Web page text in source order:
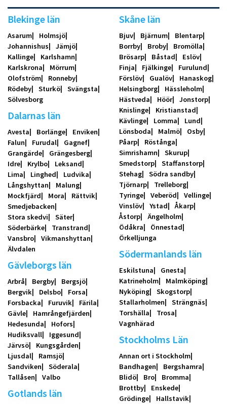
Blekinge län
Asarum
Holmsjö
Johannishus
Jämjö
Kallinge
Karlshamn
Karlskrona
Mörrum
Olofström
Ronneby
Rödeby
Sturkö
Svängsta
Sölvesborg
Dalarnas län
Avesta Borlänge
Enviken
Falun
Furudal
Gagnef
Grangärde
Grängesberg
Idre
Krylbo
Leksand
Lima
Linghed
Ludvika
Långshyttan
Malung
Mockfjärd
Mora
Rättvik
Smedjebacken
Stora skedvi
Säter
Söderbärke
Transtrand
Vansbro
Vikmanshyttan
Älvdalen
Gävleborgs län
Arbrå Bergby
Bergsjö
Bergvik
Delsbo
Forsa
Forsbacka
Furuvik
Färila
Gävle
Hamrångefjärden
Hedesunda
Hofors
Hudiksvall
Iggesund
Järvsö
Kungsgården
Ljusdal
Ramsjö
Sandviken
Söderala
Tallåsen
Valbo
Gotlands län
Skåne län
Bjuv Bjärnum
Blentarp
Borrby
Broby
Bromölla
Brösarp
Båstad
Eslöv
Finja
Fjälkinge
Furulund
Förslöv
Gualöv
Hanaskog
Helsingborg
Hässleholm
Hästveda
Höör
Jonstorp
Knislinge
Kristianstad
Kävlinge
Lomma
Lund
Lönsboda
Malmö
Osby
Påarp
Röstånga
Simrishamn
Skurup
Smedstorp
Staffanstorp
Stehag
Södra sandby
Tjörnarp
Trelleborg
Tyringe
Veberöd
Vellinge
Vinslöv
Ystad
Åkarp
Åstorp
Ängelholm
Ödåkra
Önnestad
Örkelljunga
Södermanlands län
Eskilstuna
Gnesta
Katrineholm
Malmköping
Nyköping
Skogstorp
Stallarholmen
Strängnäs
Torshälla
Trosa
Vagnhärad
Stockholms Län
Annan ort i Stockholm
Bandhagen
Bergshamra
Blidö
Bro
Bromma
Brottby
Enskede
Grödinge
Hallstavik